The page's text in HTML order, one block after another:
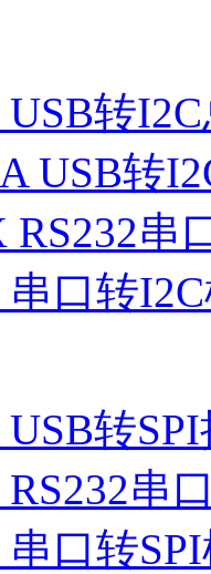
USB转
USB转
RS232串
串口转
USB转
串
串口转